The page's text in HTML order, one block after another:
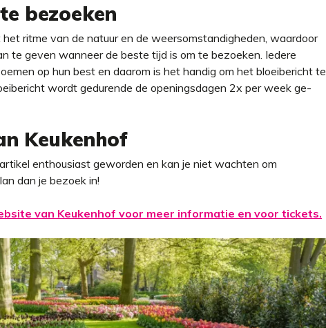
bezoeken
ritme van de natuur en de weersomstandigheden, waardoor
te geven wanneer de beste tijd is om te bezoeken. Iedere
op hun best en daarom is het handig om het bloeibericht te
wordt gedurende de openingsdagen 2x per week ge-
Keukenhof
enthousiast geworden en kan je niet wachten om
dan je bezoek in!
van Keukenhof voor meer informatie en voor tickets.